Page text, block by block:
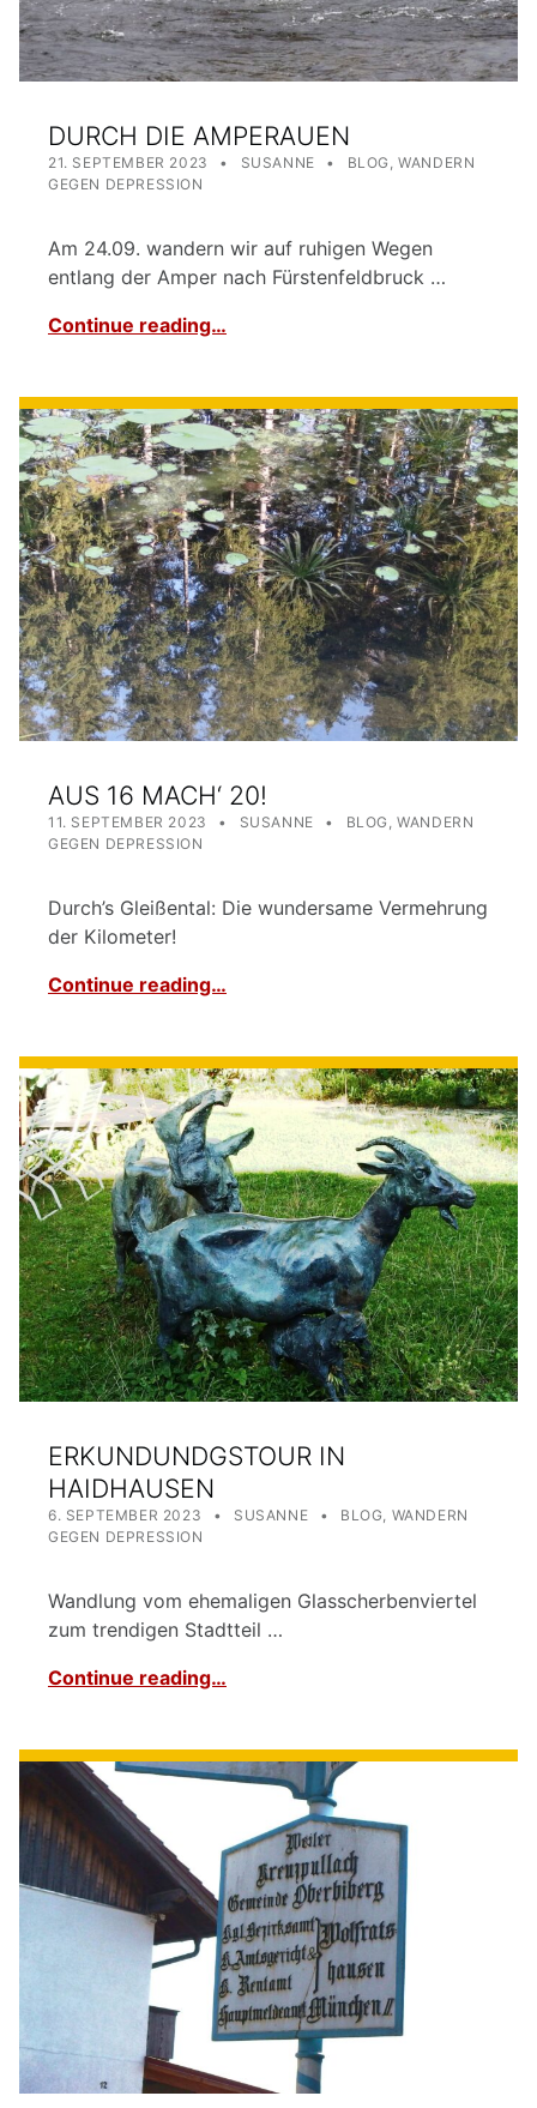
DURCH DIE AMPERAUEN
POSTED ON:
21. SEPTEMBER 2023
WRITTEN BY:
SUSANNE CATEGORIZED IN:
BLOG ,WANDERN
GEGEN DEPRESSION
Am 24.09. wandern wir auf ruhigen Wegen
entlang der Amper nach Fürstenfeldbruck …
Continue reading…
AUS 16 MACH‘ 20!
POSTED ON:
11. SEPTEMBER 2023
WRITTEN BY:
SUSANNE CATEGORIZED IN:
BLOG ,WANDERN
GEGEN DEPRESSION
Durch’s Gleißental: Die wundersame Vermehrung
der Kilometer!
Continue reading…
ERKUNDUNDGSTOUR IN
HAIDHAUSEN
6. SEPTEMBER 2023 SUSANNE CATEGORIZED IN:
BLOG WANDERN
GEGEN DEPRESSION
Wandlung vom ehemaligen Glasscherbenviertel
zum trendigen Stadtteil …
Continue reading…